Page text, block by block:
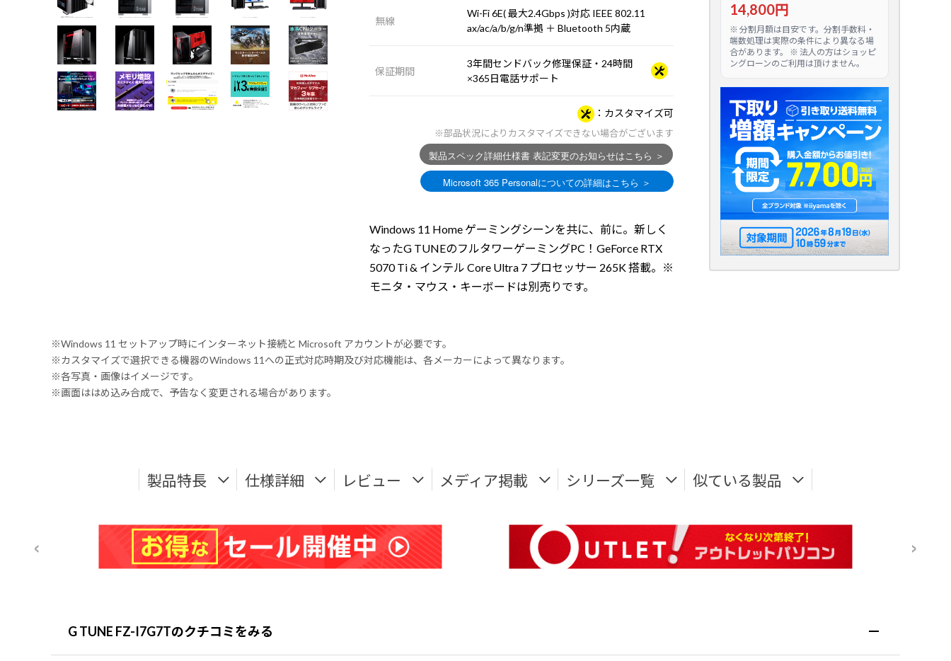
無線
Wi-Fi 6E( 最大2.4Gbps )対応 IEEE 802.11
ax/ac/a/b/g/n準拠 ＋ Bluetooth 5内蔵
保証期間
3年間センドバック修理保証・24時間
×365日電話サポート
カスタマイズ可
※部品状況によりカスタマイズできない場合がございます
Windows 11 Home ゲーミングシーンを共に、前に。新しく
なったG TUNEのフルタワーゲーミングPC！GeForce RTX
5070 Ti & インテル Core Ultra 7 プロセッサー 265K 搭載。※
モニタ・マウス・キーボードは別売りです。
14,800円
※ 分割月額は目安です。分割手数料・
端数処理は実際の条件により異なる場
合があります。 ※ 法人の方はショッピ
ングローンのご利用は頂けません。
※Windows 11 セットアップ時にインターネット接続と Microsoft アカウントが必要です。
※カスタマイズで選択できる機器のWindows 11への正式対応時期及び対応機能は、各メーカーによって異なります。
※各写真・画像はイメージです。
※画面ははめ込み合成で、予告なく変更される場合があります。
製品特長 仕様詳細 レビュー メディア掲載 シリーズ一覧 似ている製品
G TUNE FZ-I7G7Tのクチコミをみる